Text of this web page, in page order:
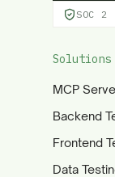
SOC 2
Solutions
MCP
Backend
Frontend
Data